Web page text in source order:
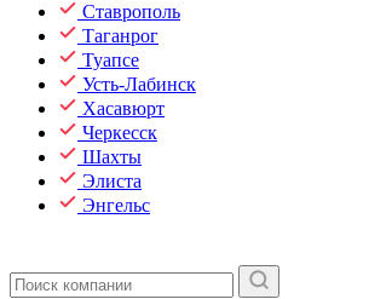
Ставрополь
Таганрог
Туапсе
Усть-Лабинск
Хасавюрт
Черкесск
Шахты
Элиста
Энгельс